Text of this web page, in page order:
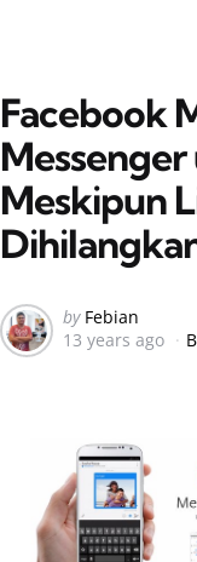
Facebook
Meskipun
Posted
by
by Febian
13 years ago